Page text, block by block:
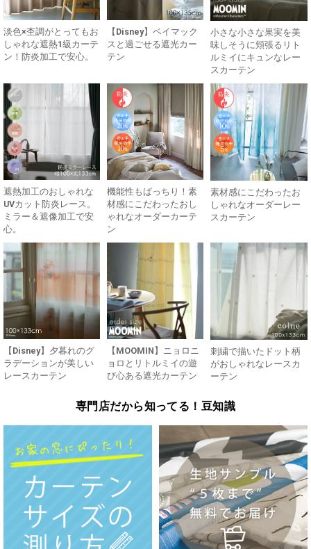
淡色×杢調がとってもお
しゃれな遮熱1級カーテ
ン！防炎加工で安心。
【Disney】ベイマック
スと過ごせる遮光カー
テン
小さな小さな果実を美
味しそうに頬張るリト
ルミイにキュンなレー
スカーテン
遮熱加工のおしゃれな
UVカット防炎レース。
ミラー＆遮像加工で安
心。
機能性もばっちり！素
材感にこだわったおし
ゃれなオーダーカーテ
ン
素材感にこだわったお
しゃれなオーダーレー
スカーテン
【Disney】夕暮れのグ
ラデーションが美しい
レースカーテン
【MOOMIN】ニョロニ
ョロとリトルミイの遊
び心ある遮光カーテン
刺繍で描いたドット柄
がおしゃれなレースカ
ーテン
専門店だから知ってる！豆知識